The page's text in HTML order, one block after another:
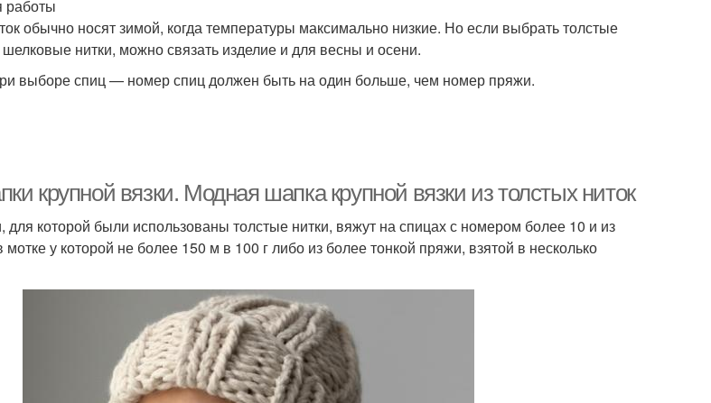
работы
обычно носят зимой, когда температуры максимально низкие. Но если выбрать толстые
нитки, можно связать изделие и для весны и осени.
выборе спиц — номер спиц должен быть на один больше, чем номер пряжи.
крупной вязки. Модная шапка крупной вязки из толстых ниток
для которой были использованы толстые нитки, вяжут на спицах с номером более 10 и из
у которой не более 150 м в 100 г либо из более тонкой пряжи, взятой в несколько